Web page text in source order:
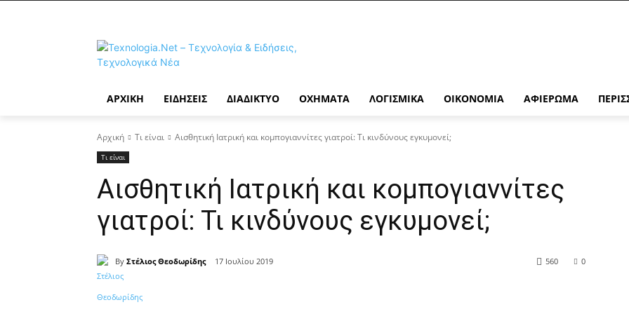
ΑΡΧΙΚΉ ΕΙΔΉΣΕΙΣ ΔΙΑΔΊΚΤΥΟ ΟΧΉΜΑΤΑ ΛΟΓΙΣΜΙΚΆ ΟΙΚΟΝΟΜΊΑ ΑΦΙΈΡΩΜΑ
Αρχική Τι είναι Αισθητική Ιατρική και κομπογιαννίτες γιατροί: Τι κινδύνους εγκυμονεί;
Τι είναι
Αισθητική Ιατρική και κομπογιαννίτες
γιατροί: Τι κινδύνους εγκυμονεί;
By Στέλιος Θεοδωρίδης 17 Ιουλίου 2019 0
560
Κοινοποίηση